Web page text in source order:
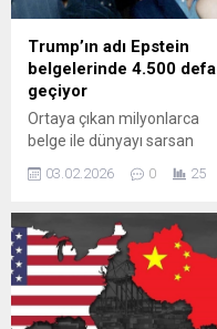
Trump’ın adı Epstein
belgelerinde 4.500 defa
geçiyor
Ortaya çıkan milyonlarca
belge ile dünyayı sarsan
pedofil milyarder Jeffrey
Epstein belgelerinin yankıları
180 bin fotoğraf ve 2 binden
fazla videoda tecavüz,
istismar, çocuk cinayetleri,
insan yeme, insanlık dışı dini
...
03.02.2026 0 25